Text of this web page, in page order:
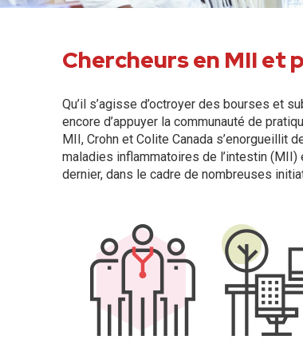
Chercheurs en MII et
Qu’il s’agisse d’octroyer des bourses et
encore d’appuyer la communauté de
MII, Crohn et Colite Canada s’enorgueillit
maladies inflammatoires de l’intestin
dernier, dans le cadre de nombreuses